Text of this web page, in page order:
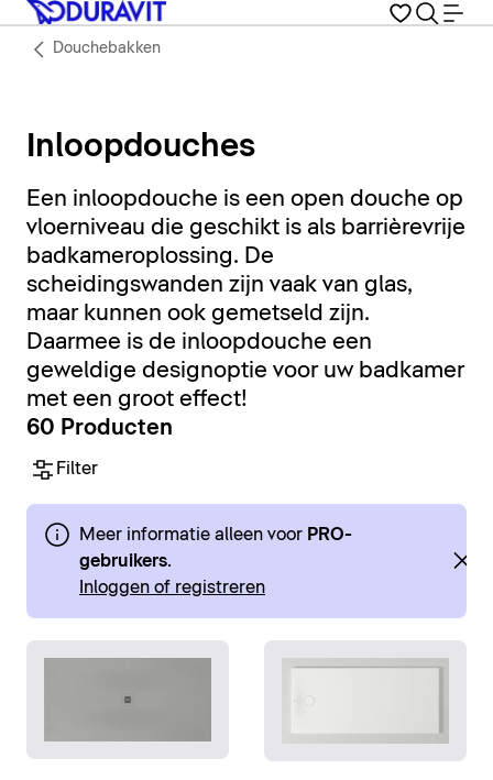
Douchebakken
Inloopdouches
Een inloopdouche is een open douche op
vloerniveau die geschikt is als barrièrevrije
badkameroplossing. De
scheidingswanden zijn vaak van glas,
maar kunnen ook gemetseld zijn.
Daarmee is de inloopdouche een
geweldige designoptie voor uw badkamer
met een groot effect!
60 Producten
Filter
Meer informatie alleen voor PRO-
gebruikers.
Inloggen of registreren